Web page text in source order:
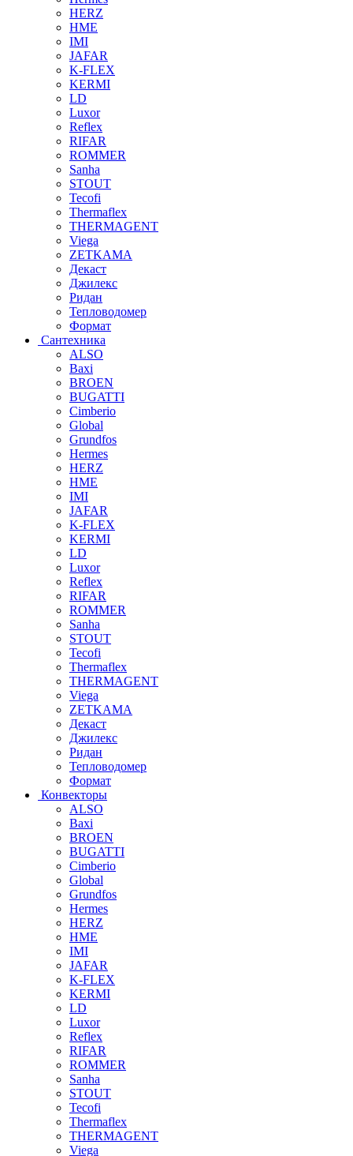
HERZ
HME
IMI
JAFAR
K-FLEX
KERMI
LD
Luxor
Reflex
RIFAR
ROMMER
Sanha
STOUT
Tecofi
Thermaflex
THERMAGENT
Viega
ZETKAMA
Декаст
Джилекс
Ридан
Тепловодомер
Формат
Сантехника
ALSO
Baxi
BROEN
BUGATTI
Cimberio
Global
Grundfos
Hermes
HERZ
HME
IMI
JAFAR
K-FLEX
KERMI
LD
Luxor
Reflex
RIFAR
ROMMER
Sanha
STOUT
Tecofi
Thermaflex
THERMAGENT
Viega
ZETKAMA
Декаст
Джилекс
Ридан
Тепловодомер
Формат
Конвекторы
ALSO
Baxi
BROEN
BUGATTI
Cimberio
Global
Grundfos
Hermes
HERZ
HME
IMI
JAFAR
K-FLEX
KERMI
LD
Luxor
Reflex
RIFAR
ROMMER
Sanha
STOUT
Tecofi
Thermaflex
THERMAGENT
Viega